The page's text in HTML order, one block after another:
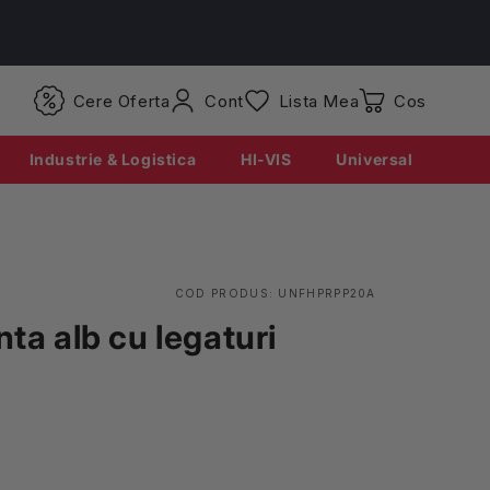
Cere Oferta Cont
Conectati-
va
Lista Mea Coș
Industrie & Logistica HI-VIS Universal
COD PRODUS: UNFHPRPP20A
alb cu legaturi